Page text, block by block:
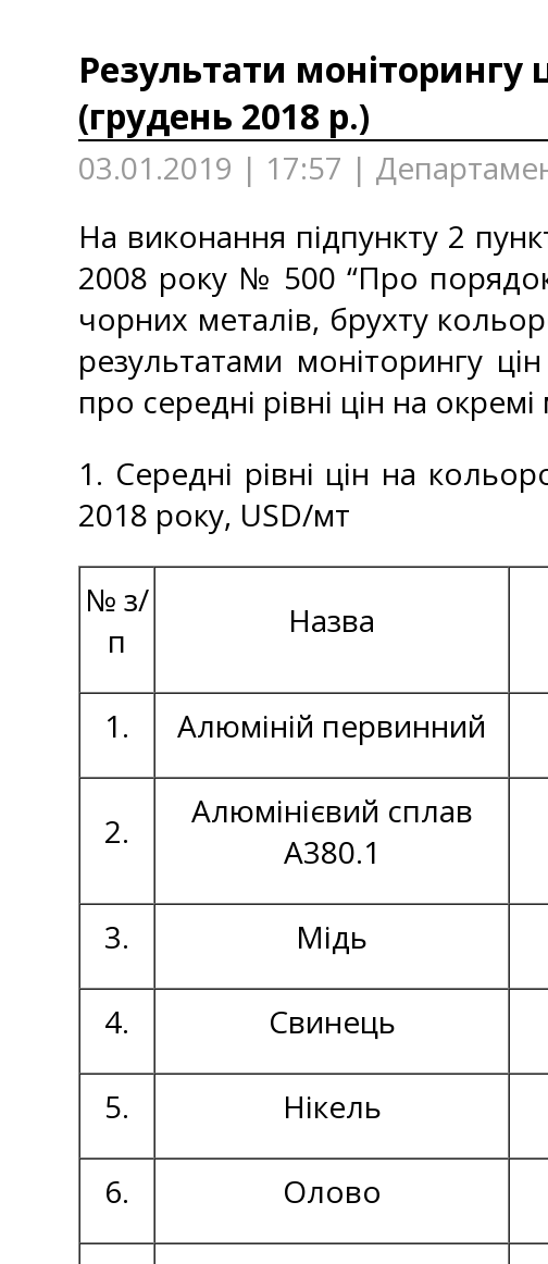
Результати моніторингу
(грудень 2018 р.)
03.01.2019 | 17:57 |
На виконання підпункту 2
2008 року № 500 “Про порядок
чорних металів, брухту
результатами моніторингу
про середні рівні цін на
1. Середні рівні цін на
2018 року, USD/мт
№ з/
п
Назва
1. Алюміній первинний
2.
Алюмінієвий сплав
А380.1
3. Мідь
4. Свинець
5. Нікель
6. Олово